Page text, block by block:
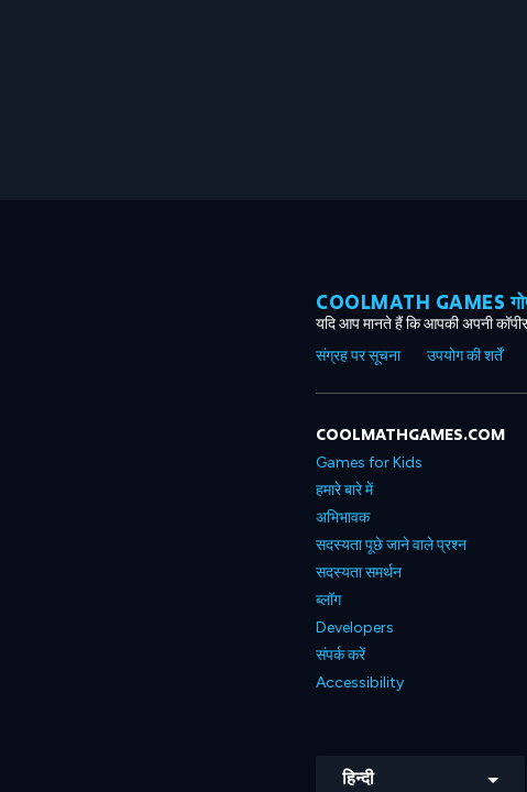
COOLMATH GAMES
यदि आप मानते हैं कि आपकी अपनी
संग्रह पर सूचना
उपयोग की शर्तें
COOLMATHGAMES.COM
Games for Kids
हमारे बारे में
अभिभावक
सदस्यता पूछे जाने वाले प्रश्न
सदस्यता समर्थन
ब्लॉग
Developers
संपर्क करें
Accessibility
हिन्दी